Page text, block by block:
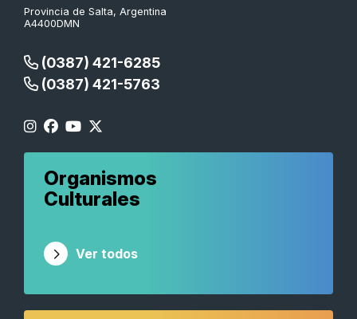
Provincia de Salta, Argentina
A4400DMN
(0387) 421-6285
(0387) 421-5763
Organismos
Culturales
Ver todos